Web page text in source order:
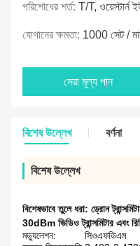
পরিশোধের শর্ত: T/T, ওয়েস্টার্ন
যোগানের ক্ষমতা: 1000 সেট /
সেরা মূল্য পান
বিশেষ উল্লেখ বর্ণনা
বিশেষ উল্লেখ
বিশেষভাবে তুলে ধরা: ড্রোন
30dBm ভিডিও ট্রান্সমিটার এবং
মড্যুলেশন:
সিওএফডিএম